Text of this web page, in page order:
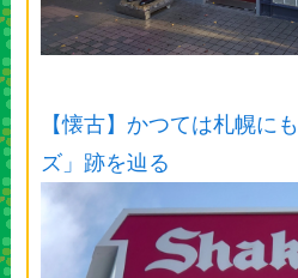
【懐古】かつては札幌に
ズ」跡を辿る